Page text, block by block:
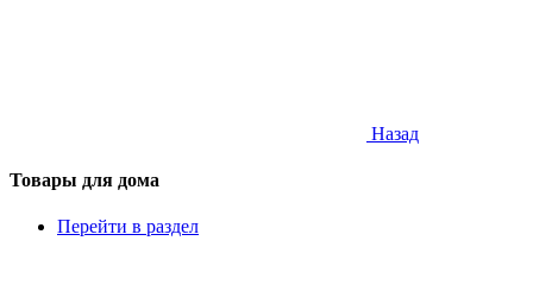
Назад
Товары для дома
Перейти в раздел